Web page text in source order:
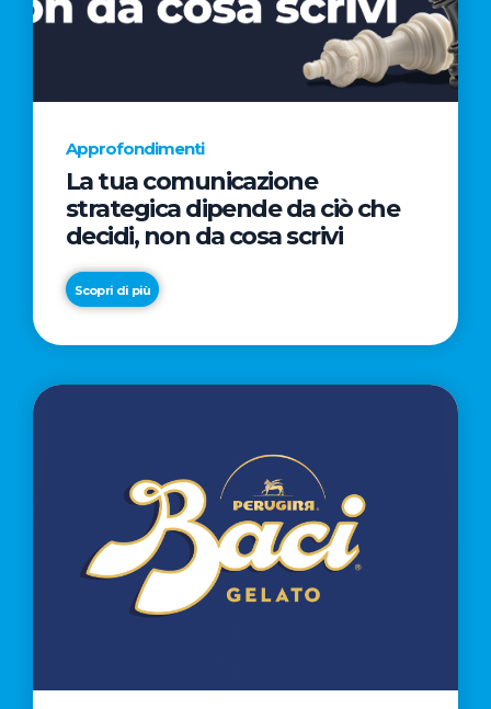
AL
CINEMA
NELLA
CAMPAGNA
REGISTA
PREMIO
OSCAR®
Approfondimenti
La tua comunicazione
strategica dipende da ciò che
decidi, non da cosa scrivi
Scopri di più